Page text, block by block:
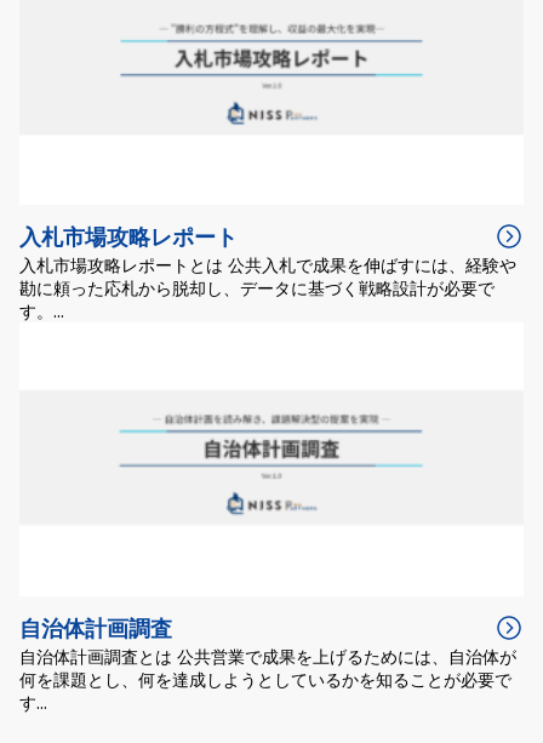
入札市場攻略レポート
入札市場攻略レポートとは 公共入札で成果を伸ばすには、経験や
勘に頼った応札から脱却し、データに基づく戦略設計が必要で
す。...
自治体計画調査
自治体計画調査とは 公共営業で成果を上げるためには、自治体が
何を課題とし、何を達成しようとしているかを知ることが必要で
す...